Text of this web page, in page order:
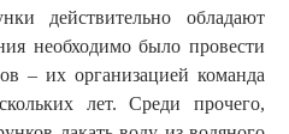
действительно обладают
необходимо было провести
– их организацией команда
лет. Среди прочего,